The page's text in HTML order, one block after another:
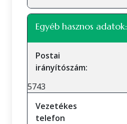
Egyéb hasznos adatok:
Postai
irányítószám:
5743
Vezetékes
telefon